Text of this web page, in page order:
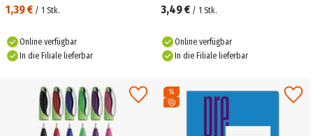
1,39 € / 1 Stk.
Online verfügbar
In die Filiale lieferbar
3,49 € / 1 Stk.
Online verfügbar
In die Filiale lieferbar